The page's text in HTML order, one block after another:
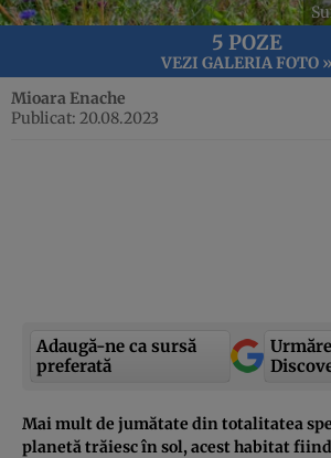
5 POZE
VEZI GALERIA FOTO »
Mioara Enache
Publicat: 20.08.2023
Adaugă-ne ca sursă
preferată
Mai mult de jumătate din totalitatea
planetă trăiesc în sol, acest habitat